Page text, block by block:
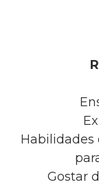
Habilidades
Gostar